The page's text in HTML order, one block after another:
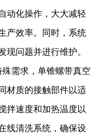
动化操作，大大减轻
产效率。同时，系统
现问题并进行维护。
需求，单锥螺带真空
材质的接触部件以适
拌速度和加热温度以
线清洗系统，确保设